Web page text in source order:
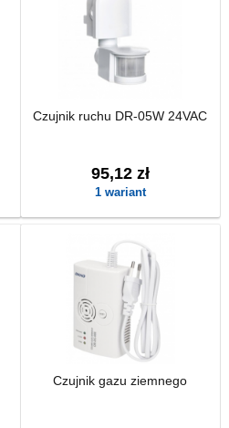
Czujnik ruchu DR-05W 24VAC
95,12 zł
1 wariant
Czujnik gazu ziemnego